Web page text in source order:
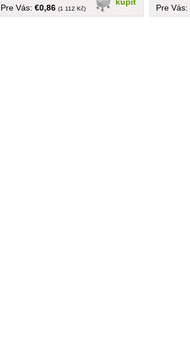
Pre Vás: €0,86 (1 112 Kč) Pre Vás: